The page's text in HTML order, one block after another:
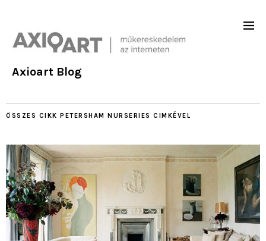
Axioart Blog
ÖSSZES CIKK PETERSHAM NURSERIES CIMKÉVEL